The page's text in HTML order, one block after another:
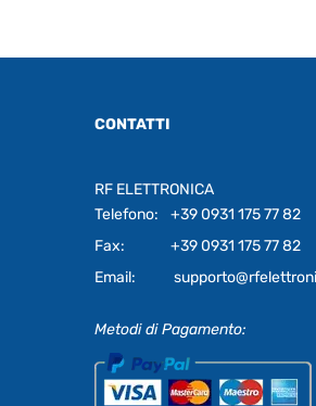
CONTATTI
RF ELETTRONICA
Telefono:
+39 0931 175 77 82
Fax:
+39 0931 175 77 82
Email:
Metodi di Pagamento: